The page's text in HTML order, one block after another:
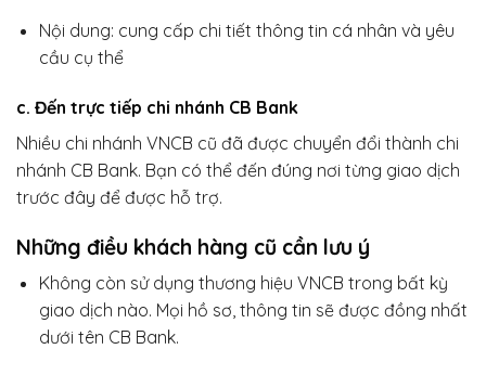
Nội dung: cung cấp chi tiết thông tin cá nhân và yêu
cầu cụ thể
c. Đến trực tiếp chi nhánh CB Bank
Nhiều chi nhánh VNCB cũ đã được chuyển đổi thành chi
nhánh CB Bank. Bạn có thể đến đúng nơi từng giao dịch
trước đây để được hỗ trợ.
Những điều khách hàng cũ cần lưu ý
Không còn sử dụng thương hiệu VNCB trong bất kỳ
giao dịch nào. Mọi hồ sơ, thông tin sẽ được đồng nhất
dưới tên CB Bank.